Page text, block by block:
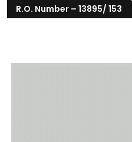
R.O. Number – 13895/ 153